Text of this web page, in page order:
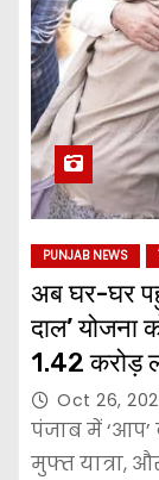
PUNJAB NEWS
अब घर-घर
दाल’ योजना
1.42 करोड़
Oct 26,
पंजाब में
मुफ्त यात्रा,